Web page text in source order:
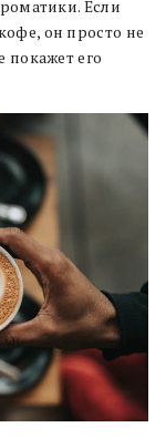
Если
он просто не
покажет его